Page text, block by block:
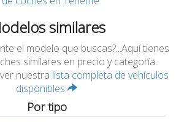
similares
el modelo que buscas?...Aquí tienes
similares en precio y categoría.
nuestra lista completa de vehículos
disponibles
Por tipo